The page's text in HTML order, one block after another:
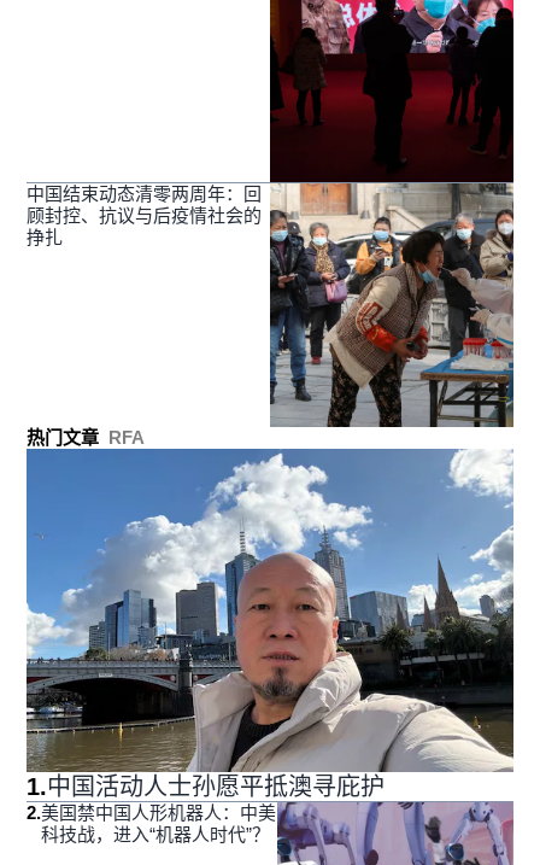
中国结束动态清零两周年：回
顾封控、抗议与后疫情社会的
挣扎
热门文章 RFA
1.中国活动人士孙愿平抵澳寻庇护
2.美国禁中国人形机器人：中美
科技战，进入“机器人时代”？